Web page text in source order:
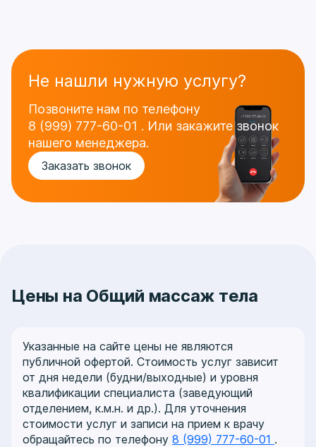
Заказать звонок
Не нашли нужную услугу?
Позвоните нам по телефону
8 (999) 777-60-01 . Или закажите звонок
нашего менеджера.
Цены на Общий массаж тела
Указанные на сайте цены не являются
публичной офертой. Стоимость услуг зависит
от дня недели (будни/выходные) и уровня
квалификации специалиста (заведующий
отделением, к.м.н. и др.). Для уточнения
стоимости услуг и записи на прием к врачу
обращайтесь по телефону 8 (999) 777-60-01 .